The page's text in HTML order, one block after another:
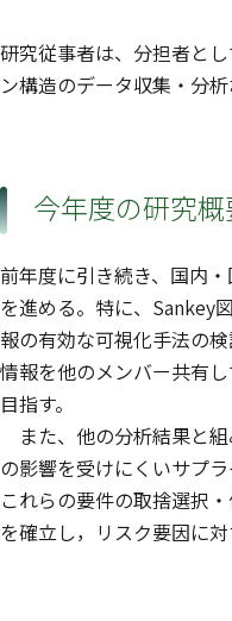
研究従事者は、分担者と
ン構造のデータ収集・分
今年度の研究概
前年度に引き続き、国内
を進める。特に、Sankey
報の有効な可視化手法の
情報を他のメンバー共有
目指す。
また、他の分析結果と
の影響を受けにくいサプ
これらの要件の取捨選択
を確立し，リスク要因に